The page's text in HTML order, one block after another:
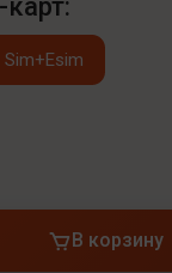
Sim+Esim
В корзину